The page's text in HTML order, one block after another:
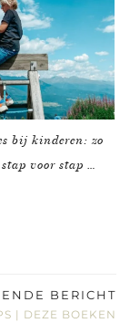
bij kinderen: zo
stap voor stap …
BERICHT
| DEZE BOEKEN